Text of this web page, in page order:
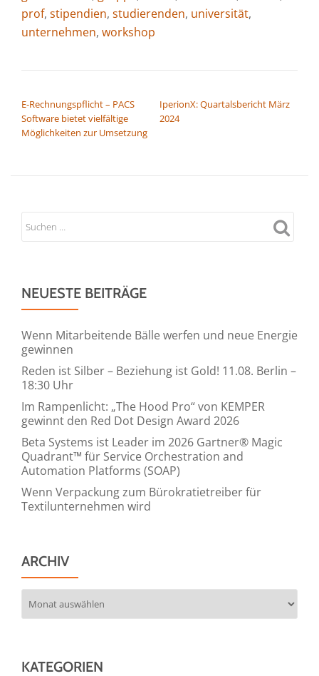
prof, stipendien, studierenden, universität,
unternehmen, workshop
E-Rechnungspflicht – PACS
Software bietet vielfältige
Möglichkeiten zur Umsetzung
IperionX: Quartalsbericht März
2024
NEUESTE BEITRÄGE
Wenn Mitarbeitende Bälle werfen und neue Energie
gewinnen
Reden ist Silber – Beziehung ist Gold! 11.08. Berlin –
18:30 Uhr
Im Rampenlicht: „The Hood Pro“ von KEMPER
gewinnt den Red Dot Design Award 2026
Beta Systems ist Leader im 2026 Gartner® Magic
Quadrant™ für Service Orchestration and
Automation Platforms (SOAP)
Wenn Verpackung zum Bürokratietreiber für
Textilunternehmen wird
ARCHIV
KATEGORIEN